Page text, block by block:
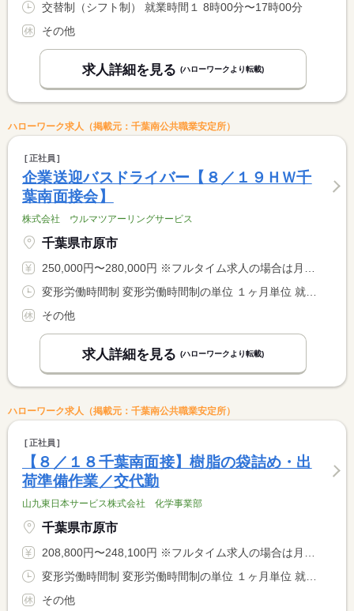
交替制（シフト制） 就業時間１ 8時00分〜17時00分
その他
求人詳細を見る (ハローワークより転載)
ハローワーク求人（掲載元：千葉南公共職業安定所）
正社員
企業送迎バスドライバー【８／１９ＨＷ千
葉南面接会】
株式会社 ウルマツアーリングサービス
千葉県市原市
250,000円〜280,000円 ※フルタイム求人の場合は月額（換算額）、パート求人の場合は時間額を表示しています。
その他
求人詳細を見る (ハローワークより転載)
ハローワーク求人（掲載元：千葉南公共職業安定所）
正社員
【８／１８千葉南面接】樹脂の袋詰め・出
荷準備作業／交代勤
山九東日本サービス株式会社 化学事業部
千葉県市原市
208,800円〜248,100円 ※フルタイム求人の場合は月額（換算額）、パート求人の場合は時間額を表示しています。
その他